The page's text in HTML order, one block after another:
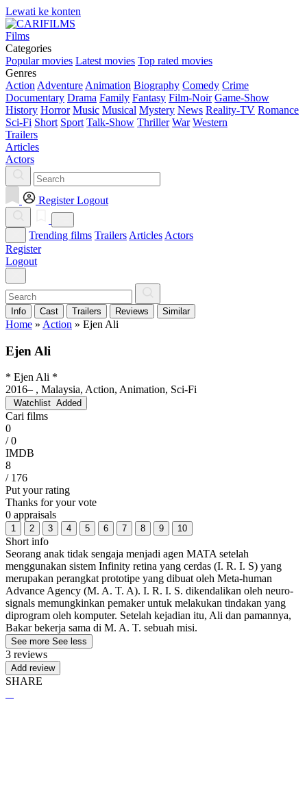
Lewati ke konten
Films
Categories
Popular movies Latest movies Top rated movies
Genres
Action Adventure Animation Biography Comedy Crime
Documentary Drama Family Fantasy Film-Noir Game-Show
History Horror Music Musical Mystery News Reality-TV Romance
Sci-Fi Short Sport Talk-Show Thriller War Western
Trailers
Articles
Actors
Register Logout
Trending films Trailers Articles Actors
Register
Logout
Info Cast Trailers Reviews Similar
Home » Action » Ejen Ali
Ejen Ali
* Ejen Ali *
2016– , Malaysia, Action, Animation, Sci-Fi
Watchlist Added
Cari films
0
/ 0
IMDB
8
/ 176
Put your rating
Thanks for your vote
0 appraisals
1 2 3 4 5 6 7 8 9 10
Short info
Seorang anak tidak sengaja menjadi agen MATA setelah
menggunakan sistem Infinity retina yang cerdas (I. R. I. S) yang
merupakan perangkat prototipe yang dibuat oleh Meta-human
Advance Agency (M. A. T. A). I. R. I. S. dikendalikan oleh neuro-
signals memungkinkan pemaker untuk melakukan tindakan yang
diprogram oleh komputer. Setelah kejadian itu, Ali dan pamannya,
Bakar bekerja sama di M. A. T. sebuah misi.
See more See less
3 reviews
Add review
SHARE